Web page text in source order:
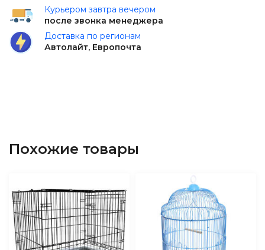
Курьером завтра вечером
после звонка менеджера
Доставка по регионам
Автолайт, Европочта
Похожие товары